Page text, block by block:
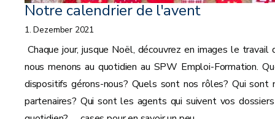
Notre calendrier de l'avent
1. Dezember 2021
Chaque jour, jusque Noël, découvrez en images le travail
nous menons au quotidien au SPW Emploi-Formation.
dispositifs gérons-nous? Quels sont nos rôles? Qui sont
partenaires? Qui sont les agents qui suivent vos